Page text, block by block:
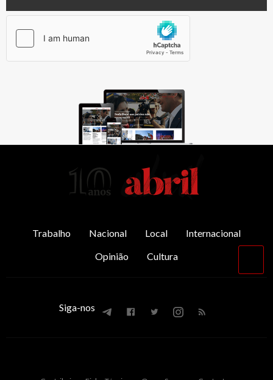
Trabalho Nacional Local
Internacional
Opinião
Cultura
Siga-nos